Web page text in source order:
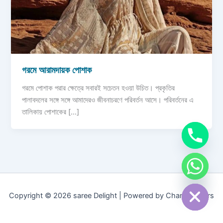
গরমে আরামদায়ক পোশাক
গরমে পোশাক পরার ক্ষেত্রে সবারই সচেতন হওয়া উচিত। প্রকৃতির
পালাবদলের সঙ্গে সঙ্গে আমাদেরও জীবনাচরণে পরিবর্তন আসে। পরিবর্তনের এ
তালিকায় পোশাকের […]
Copyright © 2026 saree Delight | Powered by Champcoders
Hide
chaty